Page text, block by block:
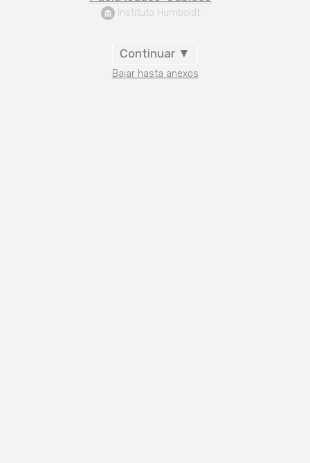
Instituto Humboldt
Continuar ▼
Bajar hasta anexos